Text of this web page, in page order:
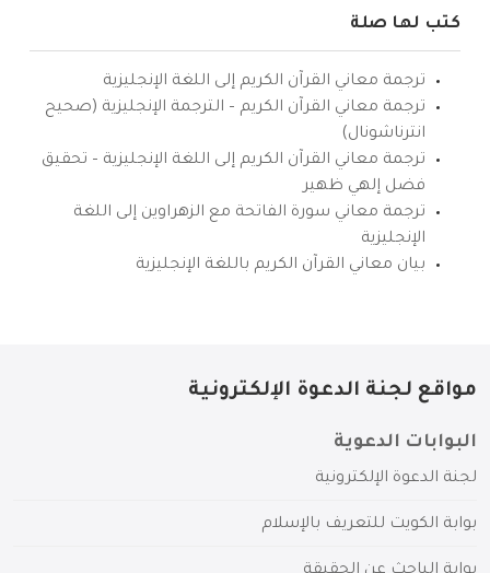
كتب لها صلة
ترجمة معاني القرآن الكريم إلى اللغة الإنجليزية
ترجمة معاني القرآن الكريم – الترجمة الإنجليزية (صحيح
انترناشونال)
ترجمة معاني القرآن الكريم إلى اللغة الإنجليزية – تحقيق
فضل إلهي ظهير
ترجمة معاني سورة الفاتحة مع الزهراوين إلى اللغة
الإنجليزية
بيان معاني القرآن الكريم باللغة الإنجليزية
مواقع لجنة الدعوة الإلكترونية
البوابات الدعوية
لجنة الدعوة الإلكترونية
بوابة الكويت للتعريف بالإسلام